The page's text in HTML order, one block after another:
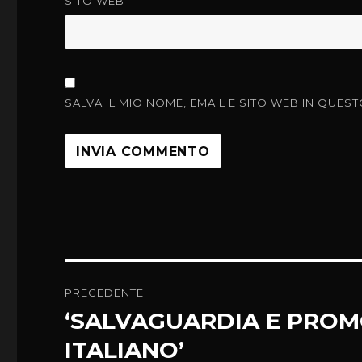
SALVA IL MIO NOME, EMAIL E SITO WEB IN
articoli
PRECEDENTE
Articolo
precedente:
‘SALVAGUARDIA E
ITALIANO’